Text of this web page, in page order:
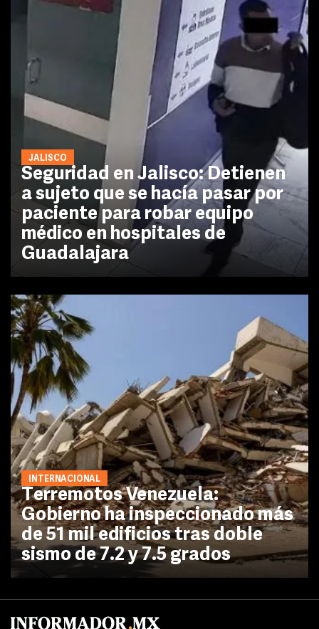
JALISCO
Seguridad en Jalisco: Detienen
a sujeto que se hacía pasar por
paciente para robar equipo
médico en hospitales de
Guadalajara
INTERNACIONAL
Terremotos Venezuela:
Gobierno ha inspeccionado más
de 51 mil edificios tras doble
sismo de 7.2 y 7.5 grados